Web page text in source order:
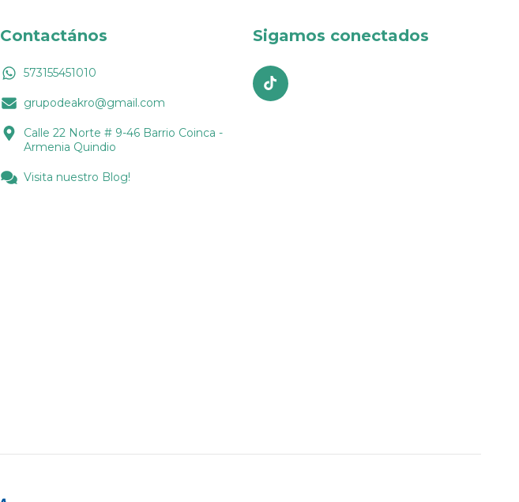
Contactános
573155451010
grupodeakro@gmail.com
Calle 22 Norte # 9-46 Barrio Coinca -
Armenia Quindio
Visita nuestro Blog!
Sigamos conectados